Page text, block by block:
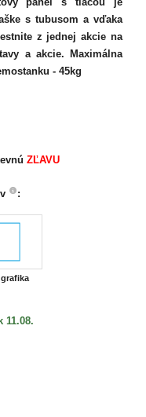
s tubusom a vďaka
z jednej akcie na
a akcie. Maximálna
- 45kg
ZĽAVU
:
grafika
11.08.